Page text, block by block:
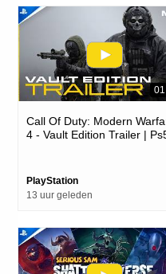
Call Of Duty: Modern
4 - Vault Edition Trailer |
PlayStation
13 uur geleden